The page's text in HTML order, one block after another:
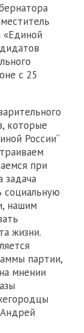
«Единой
с 25
которые
России“
при
нашим
жизни.
партии,
мнении